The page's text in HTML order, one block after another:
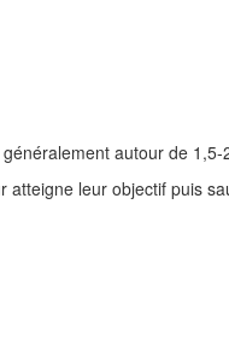
autour de
leur objectif puis